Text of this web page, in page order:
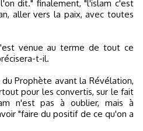
dit." finalement, "l'islam c'est
aller vers la paix, avec toutes
venue au terme de tout ce
t-il.
Prophète avant la Révélation,
pour les convertis, sur le fait
n'est pas à oublier, mais à
"faire du positif de ce qu'on a